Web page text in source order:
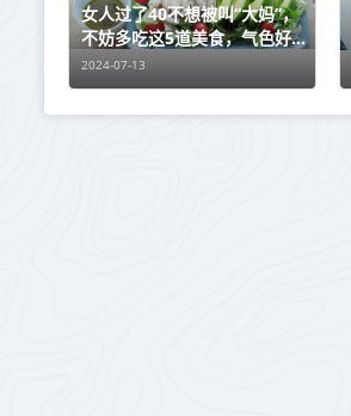
女人过了40不想被叫“大妈”，
不妨多吃这5道美食，气色好
皮肤好，显年轻！
2024-07-13